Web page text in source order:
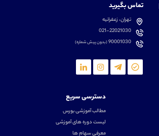
تماس بگیرید
تهران، زعفرانیه
021-22021030
90001030(بدون پیش شماره)
دسترسی سریع
مطالب آموزشی بورس
لیست دوره های آموزشی
معرفی سهام ها